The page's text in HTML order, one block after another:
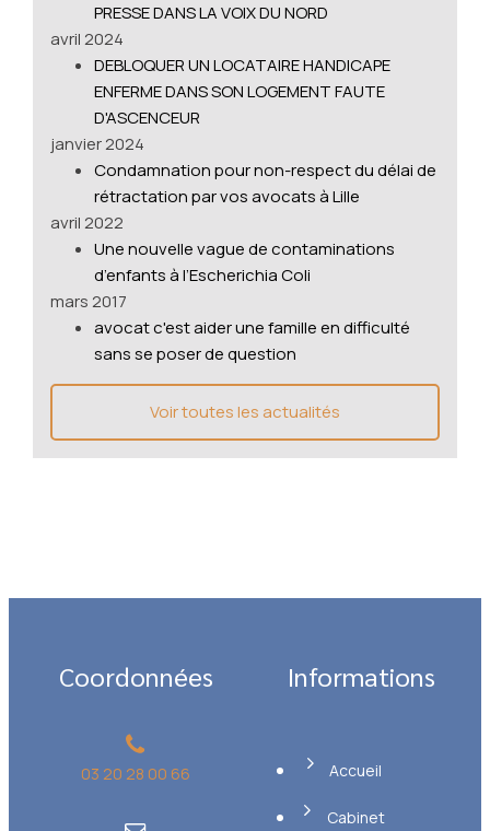
PRESSE DANS LA VOIX DU NORD
avril 2024
DEBLOQUER UN LOCATAIRE HANDICAPE
ENFERME DANS SON LOGEMENT FAUTE
D'ASCENCEUR
janvier 2024
Condamnation pour non-respect du délai de
rétractation par vos avocats à Lille
avril 2022
Une nouvelle vague de contaminations
d’enfants à l’Escherichia Coli
mars 2017
avocat c'est aider une famille en difficulté
sans se poser de question
Voir toutes les actualités
Coordonnées
03 20 28 00 66
Informations
Accueil
Cabinet